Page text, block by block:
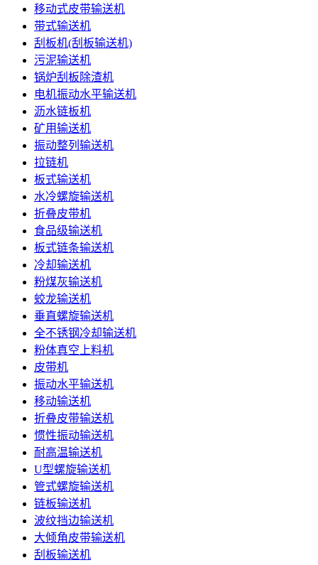
移动式皮带输送机
带式输送机
刮板机(刮板输送机)
污泥输送机
锅炉刮板除渣机
电机振动水平输送机
沥水链板机
矿用输送机
振动整列输送机
拉链机
板式输送机
水冷螺旋输送机
折叠皮带机
食品级输送机
板式链条输送机
冷却输送机
粉煤灰输送机
蛟龙输送机
垂直螺旋输送机
全不锈钢冷却输送机
粉体真空上料机
皮带机
振动水平输送机
移动输送机
折叠皮带输送机
惯性振动输送机
耐高温输送机
U型螺旋输送机
管式螺旋输送机
链板输送机
波纹挡边输送机
大倾角皮带输送机
刮板输送机